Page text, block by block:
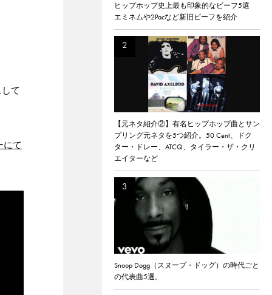
て
にて
ヒップホップ史上最も印象的なビーフ5選
エミネムや2Pacなど新旧ビーフを紹介
【元ネタ紹介②】有名ヒップホップ曲とサン
プリング元ネタを5つ紹介。50 Cent、ドク
ター・ドレー、ATCQ、タイラー・ザ・クリ
エイターなど
Snoop Dogg（スヌープ・ドッグ）の時代ごと
の代表曲5選。